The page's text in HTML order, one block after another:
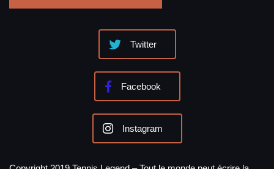
Twitter
Facebook
Instagram